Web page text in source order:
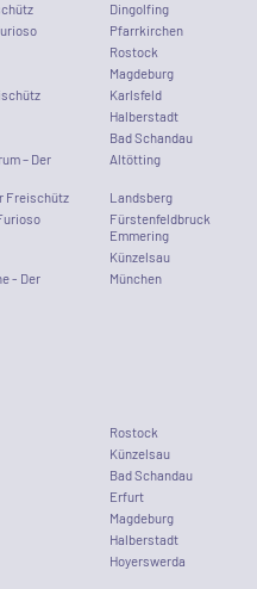
Dingolfing
Pfarrkirchen
Rostock
Magdeburg
Karlsfeld
Halberstadt
Bad Schandau
– Der
Altötting
Freischütz
Landsberg
Fürstenfeldbruck
Emmering
Künzelsau
- Der
München
Rostock
Künzelsau
Bad Schandau
Erfurt
Magdeburg
Halberstadt
Hoyerswerda